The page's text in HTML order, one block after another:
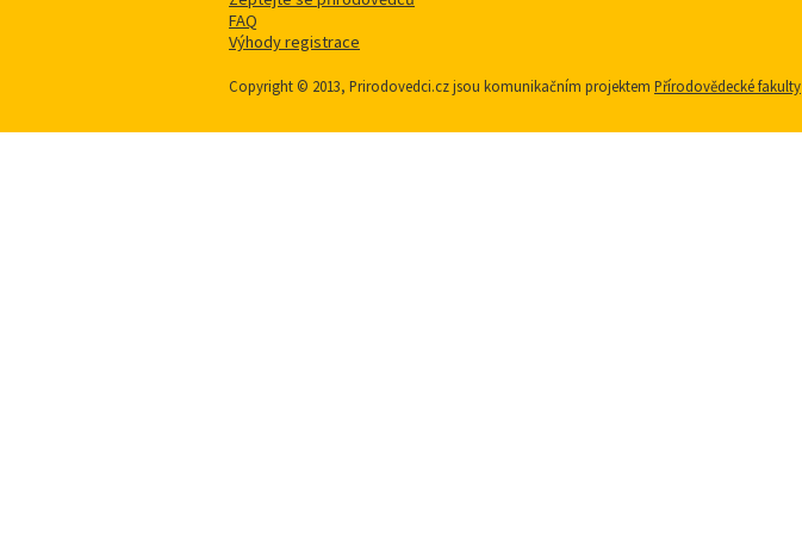
FAQ
Výhody registrace
Copyright © 2013, Prirodovedci.cz jsou komunikačním projektem Přírodovědecké fakulty